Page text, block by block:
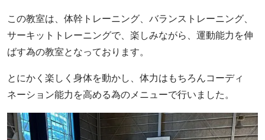
この教室は、体幹トレーニング、バランストレーニング、
サーキットトレーニングで、楽しみながら、運動能力を伸
ばす為の教室となっております。
とにかく楽しく身体を動かし、体力はもちろんコーディ
ネーション能力を高める為のメニューで行いました。